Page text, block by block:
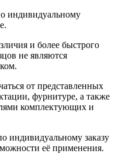
индивидуальному
и более быстрого
не являются
от представленных
фурнитуре, а также
комплектующих и
индивидуальному заказу
её применения.